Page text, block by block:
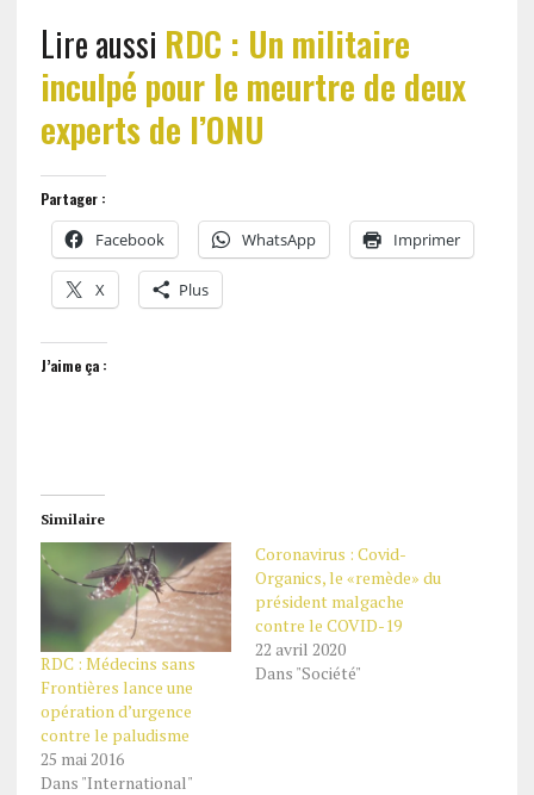
Lire aussi RDC : Un militaire
inculpé pour le meurtre de deux
experts de l’ONU
Partager :
Facebook WhatsApp Imprimer
X Plus
J’aime ça :
Similaire
RDC : Médecins sans
Frontières lance une
opération d’urgence
contre le paludisme
25 mai 2016
Dans "International"
Coronavirus : Covid-
Organics, le «remède» du
président malgache
contre le COVID-19
22 avril 2020
Dans "Société"